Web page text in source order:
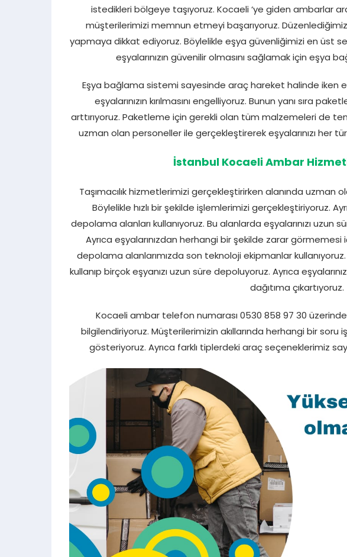
istedikleri bölgeye taşıyoruz. Kocaeli ‘ye giden ambarlar
müşterilerimizi memnun etmeyi başarıyoruz.
yapmaya dikkat ediyoruz. Böylelikle eşya güvenliğimizi en üst
eşyalarınızın güvenilir olmasını sağlamak için eşya
Eşya bağlama sistemi sayesinde araç hareket halinde iken
eşyalarınızın kırılmasını engelliyoruz. Bunun yanı sıra
arttırıyoruz. Paketleme için gerekli olan tüm malzemeleri de
uzman olan personeller ile gerçekleştirerek eşyalarınızı her
İstanbul Kocaeli Ambar
Taşımacılık hizmetlerimizi gerçekleştirirken alanında uzman
Böylelikle hızlı bir şekilde işlemlerimizi gerçekleştiriyoruz.
depolama alanları kullanıyoruz. Bu alanlarda eşyalarınızı uzun
Ayrıca eşyalarınızdan herhangi bir şekilde zarar görmemesi
depolama alanlarımızda son teknoloji ekipmanlar
kullanıp birçok eşyanızı uzun süre depoluyoruz. Ayrıca
dağıtıma çıkartıyoruz.
Kocaeli ambar telefon numarası 0530 858 97 30
bilgilendiriyoruz. Müşterilerimizin akıllarında herhangi bir
gösteriyoruz. Ayrıca farklı tiplerdeki araç seçeneklerimiz